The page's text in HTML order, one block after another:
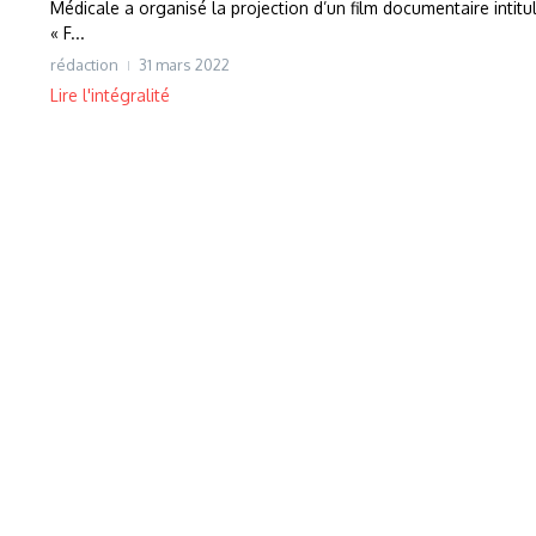
Médicale a organisé la projection d’un film documentaire
« F...
rédaction 31 mars 2022
Lire l'intégralité